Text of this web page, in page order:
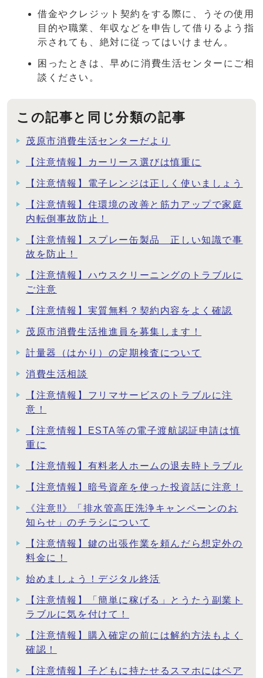
借金やクレジット契約をする際に、うその使用
目的や職業、年収などを申告して借りるよう指
示されても、絶対に従ってはいけません。
困ったときは、早めに消費生活センターにご相
談ください。
この記事と同じ分類の記事
茂原市消費生活センターだより
【注意情報】カーリース選びは慎重に
【注意情報】電子レンジは正しく使いましょう
【注意情報】住環境の改善と筋力アップで家庭
内転倒事故防止！
【注意情報】スプレー缶製品 正しい知識で事
故を防止！
【注意情報】ハウスクリーニングのトラブルに
ご注意
【注意情報】実質無料？契約内容をよく確認
茂原市消費生活推進員を募集します！
計量器（はかり）の定期検査について
消費生活相談
【注意情報】フリマサービスのトラブルに注
意！
【注意情報】ESTA等の電子渡航認証申請は慎
重に
【注意情報】有料老人ホームの退去時トラブル
【注意情報】暗号資産を使った投資話に注意！
《注意‼》「排水管高圧洗浄キャンペーンのお
知らせ」のチラシについて
【注意情報】鍵の出張作業を頼んだら想定外の
料金に！
始めましょう！デジタル終活
【注意情報】「簡単に稼げる」とうたう副業ト
ラブルに気を付けて！
【注意情報】購入確定の前には解約方法もよく
確認！
【注意情報】子どもに持たせるスマホにはペア